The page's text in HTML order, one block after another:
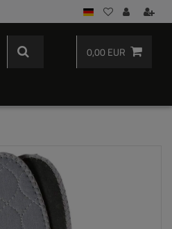
0,00 EUR